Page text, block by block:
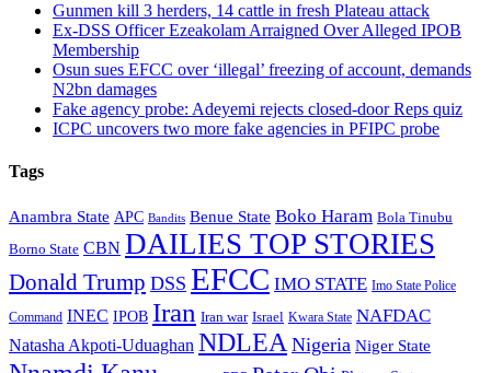
Gunmen kill 3 herders, 14 cattle in fresh Plateau attack
Ex-DSS Officer Ezeakolam Arraigned Over Alleged IPOB
Membership
Osun sues EFCC over ‘illegal’ freezing of account, demands
N2bn damages
Fake agency probe: Adeyemi rejects closed-door Reps quiz
ICPC uncovers two more fake agencies in PFIPC probe
Tags
Anambra State APC Bandits Benue State Boko Haram Bola Tinubu
Borno State CBN DAILIES TOP STORIES
Donald Trump DSS EFCC IMO STATE Imo State Police
Command INEC IPOB Iran Iran war Israel Kwara State NAFDAC
Natasha Akpoti-Uduaghan NDLEA Nigeria Niger State